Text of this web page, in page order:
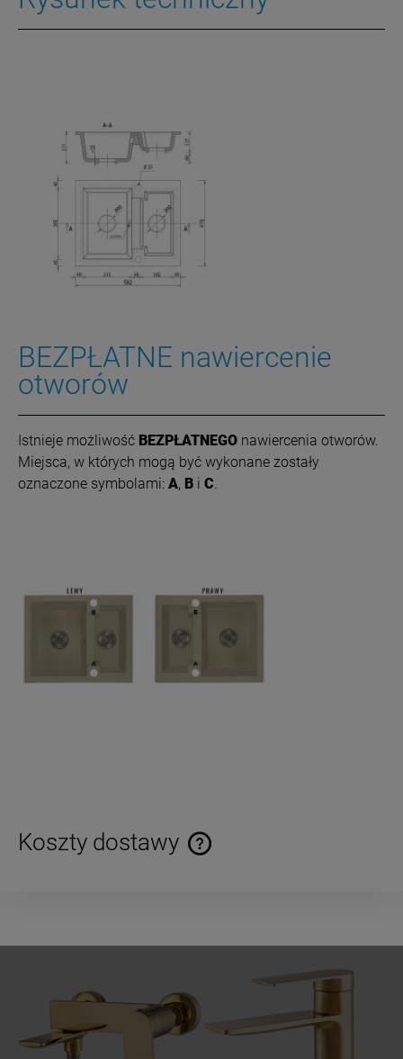
BEZPŁATNE nawiercenie
otworów
Istnieje możliwość BEZPŁATNEGO nawiercenia otworów.
Miejsca, w których mogą być wykonane zostały
oznaczone symbolami: A, B i C
Koszty dostawy
Cena nie zawiera ewentualnych kosztów płatności